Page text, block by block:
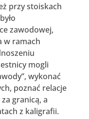
przy stoiskach
zawodowej,
w ramach
mogli
wykonać
poznać relacje
granicą, a
z kaligrafii.